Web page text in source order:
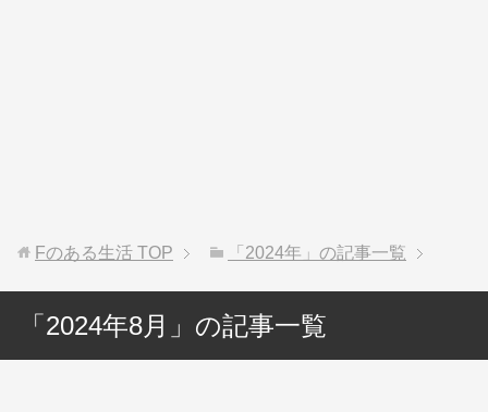
Fのある生活 TOP 「2024年」の記事一覧
「2024年8月」の記事一覧